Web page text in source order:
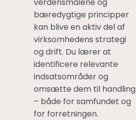
bæredygtige principper
kan blive en aktiv del af
virksomhedens strategi
og drift. Du lærer at
identificere relevante
indsatsområder og
omsætte dem til handling
– både for samfundet og
for forretningen.